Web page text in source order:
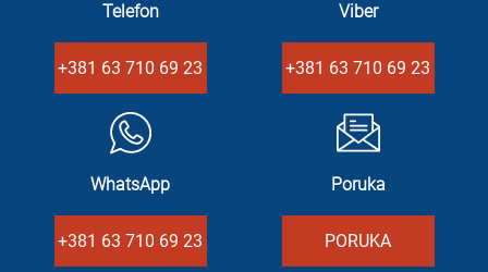
Telefon
+381 63 710 69 23
Viber
+381 63 710 69 23
WhatsApp
+381 63 710 69 23
Poruka
PORUKA